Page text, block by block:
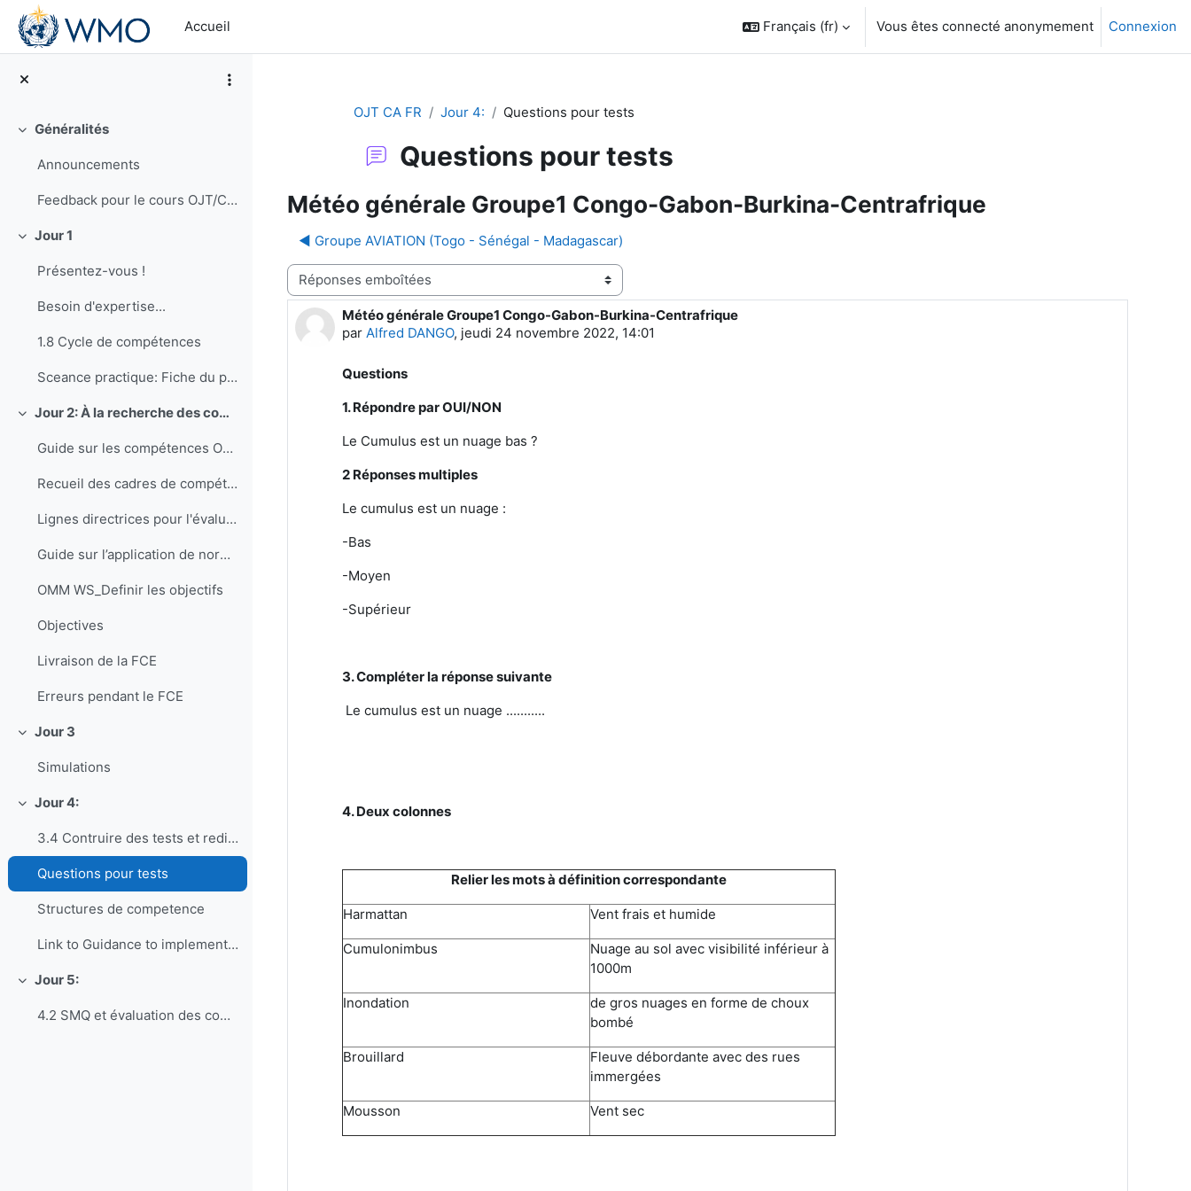
Passer au contenu principal
Accueil
Français ‎(fr)‎ Vous êtes connecté anonymement Connexion
Replier
Généralités
Announcements
Feedback pour le cours OJT/CA en RA-I, session française
Replier
Jour 1
Présentez-vous !
Besoin d'expertise...
1.8 Cycle de compétences
Sceance practique: Fiche du poste pour un Barrista (faire du cafe)
Replier Jour 2: À la recherche des compétences
Guide sur les compétences OMM
Recueil des cadres de compétences de l'OMM (EN)
Lignes directrices pour l'évaluation des compétences pour la fourniture de services climatologiques (EN)
Guide sur l’application de normes d’enseignement et de formation professionnelle en météorologie et en hydrologie
OMM WS_Definir les objectifs
Objectives
Livraison de la FCE
Erreurs pendant le FCE
Replier
Jour 3
Simulations
Replier
Jour 4:
3.4 Contruire des tests et rediger des questions pour EC
Questions pour tests
Structures de competence
Link to Guidance to implement a Competency Management System (Aviation)
Replier
Jour 5:
4.2 SMQ et évaluation des compétences
OJT CA FR Jour 4: Questions pour tests
Questions pour tests
Météo générale Groupe1 Congo-Gabon-Burkina-Centrafrique
◀︎ Groupe AVIATION (Togo - Sénégal - Madagascar)
Type d’affichage
Météo générale Groupe1 Congo-Gabon-Burkina-Centrafrique
par Alfred DANGO, jeudi 24 novembre 2022, 14:01
Nombre de réponses : 0
Questions
1. Répondre par OUI/NON
Le Cumulus est un nuage bas ?
2 Réponses multiples
Le cumulus est un nuage :
-Bas
-Moyen
-Supérieur
3. Compléter la réponse suivante
Le cumulus est un nuage ...........
4. Deux colonnes
Relier les mots à définition correspondante
Harmattan Vent frais et humide
Cumulonimbus
Nuage au sol avec visibilité inférieur à
1000m
Inondation
de gros nuages en forme de choux
bombé
Brouillard
Fleuve débordante avec des rues
immergées
Mousson Vent sec